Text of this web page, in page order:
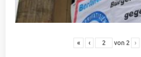
« ‹ von 2 ›